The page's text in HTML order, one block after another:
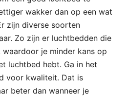
wakker dan op een wat
zijn diverse soorten
Zo zijn er luchtbedden die
je minder kans op
luchtbed hebt. Ga in het
voor kwaliteit. Dat is
beter dan wanneer je